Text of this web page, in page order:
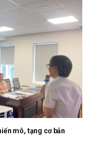
mô, tạng cơ bản